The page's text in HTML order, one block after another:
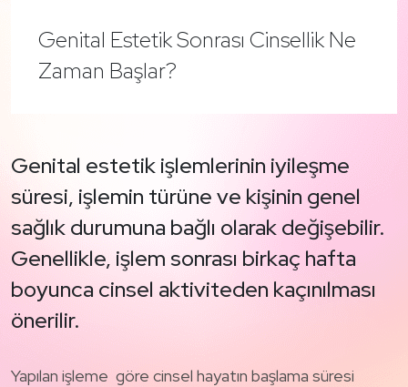
Genital Estetik Sonrası Cinsellik Ne
Zaman Başlar?
Genital estetik işlemlerinin iyileşme
süresi, işlemin türüne ve kişinin genel
sağlık durumuna bağlı olarak değişebilir.
Genellikle, işlem sonrası birkaç hafta
boyunca cinsel aktiviteden kaçınılması
önerilir.
Yapılan işleme göre cinsel hayatın başlama süresi